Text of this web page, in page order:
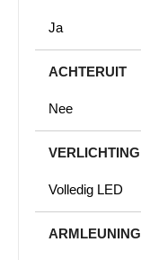
Ja
ACHTERUIT
Nee
VERLICHTING
Volledig LED
ARMLEUNING